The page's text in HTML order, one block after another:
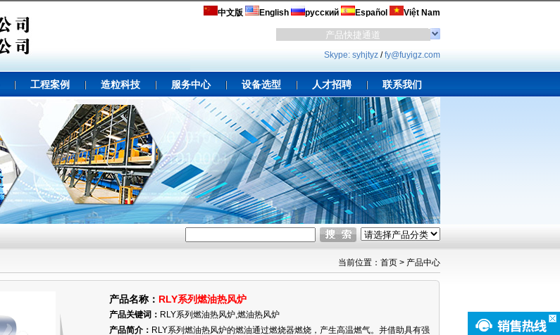
中文版 English русский Español Việt Nam
Skype: syhjtyz/fy@fuyigz.com
工程案例 造粒科技 服务中心 设备选型 人才招聘 联系我们
当前位置： 首页> 产品中心
产品名称： RLY系列燃油热风炉
产品关键词： RLY系列燃油热风炉,燃油热风炉
产品简介： RLY系列燃油热风炉的燃油通过燃烧器燃烧，产生高温燃气。并借助具有强